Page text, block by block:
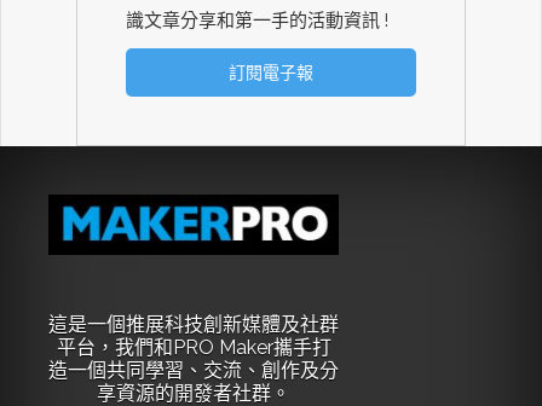
識文章分享和第一手的活動資訊 !
這是一個推展科技創新媒體及社群
平台，我們和PRO Maker攜手打
造一個共同學習、交流、創作及分
享資源的開發者社群。